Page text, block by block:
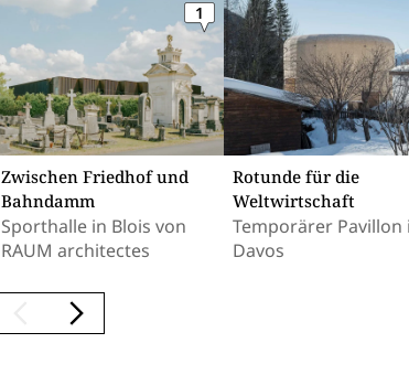
Zwischen Friedhof und
Bahndamm
Sporthalle in Blois von
RAUM architectes
1
Rotunde für die
Weltwirtschaft
Temporärer Pavillon
Davos